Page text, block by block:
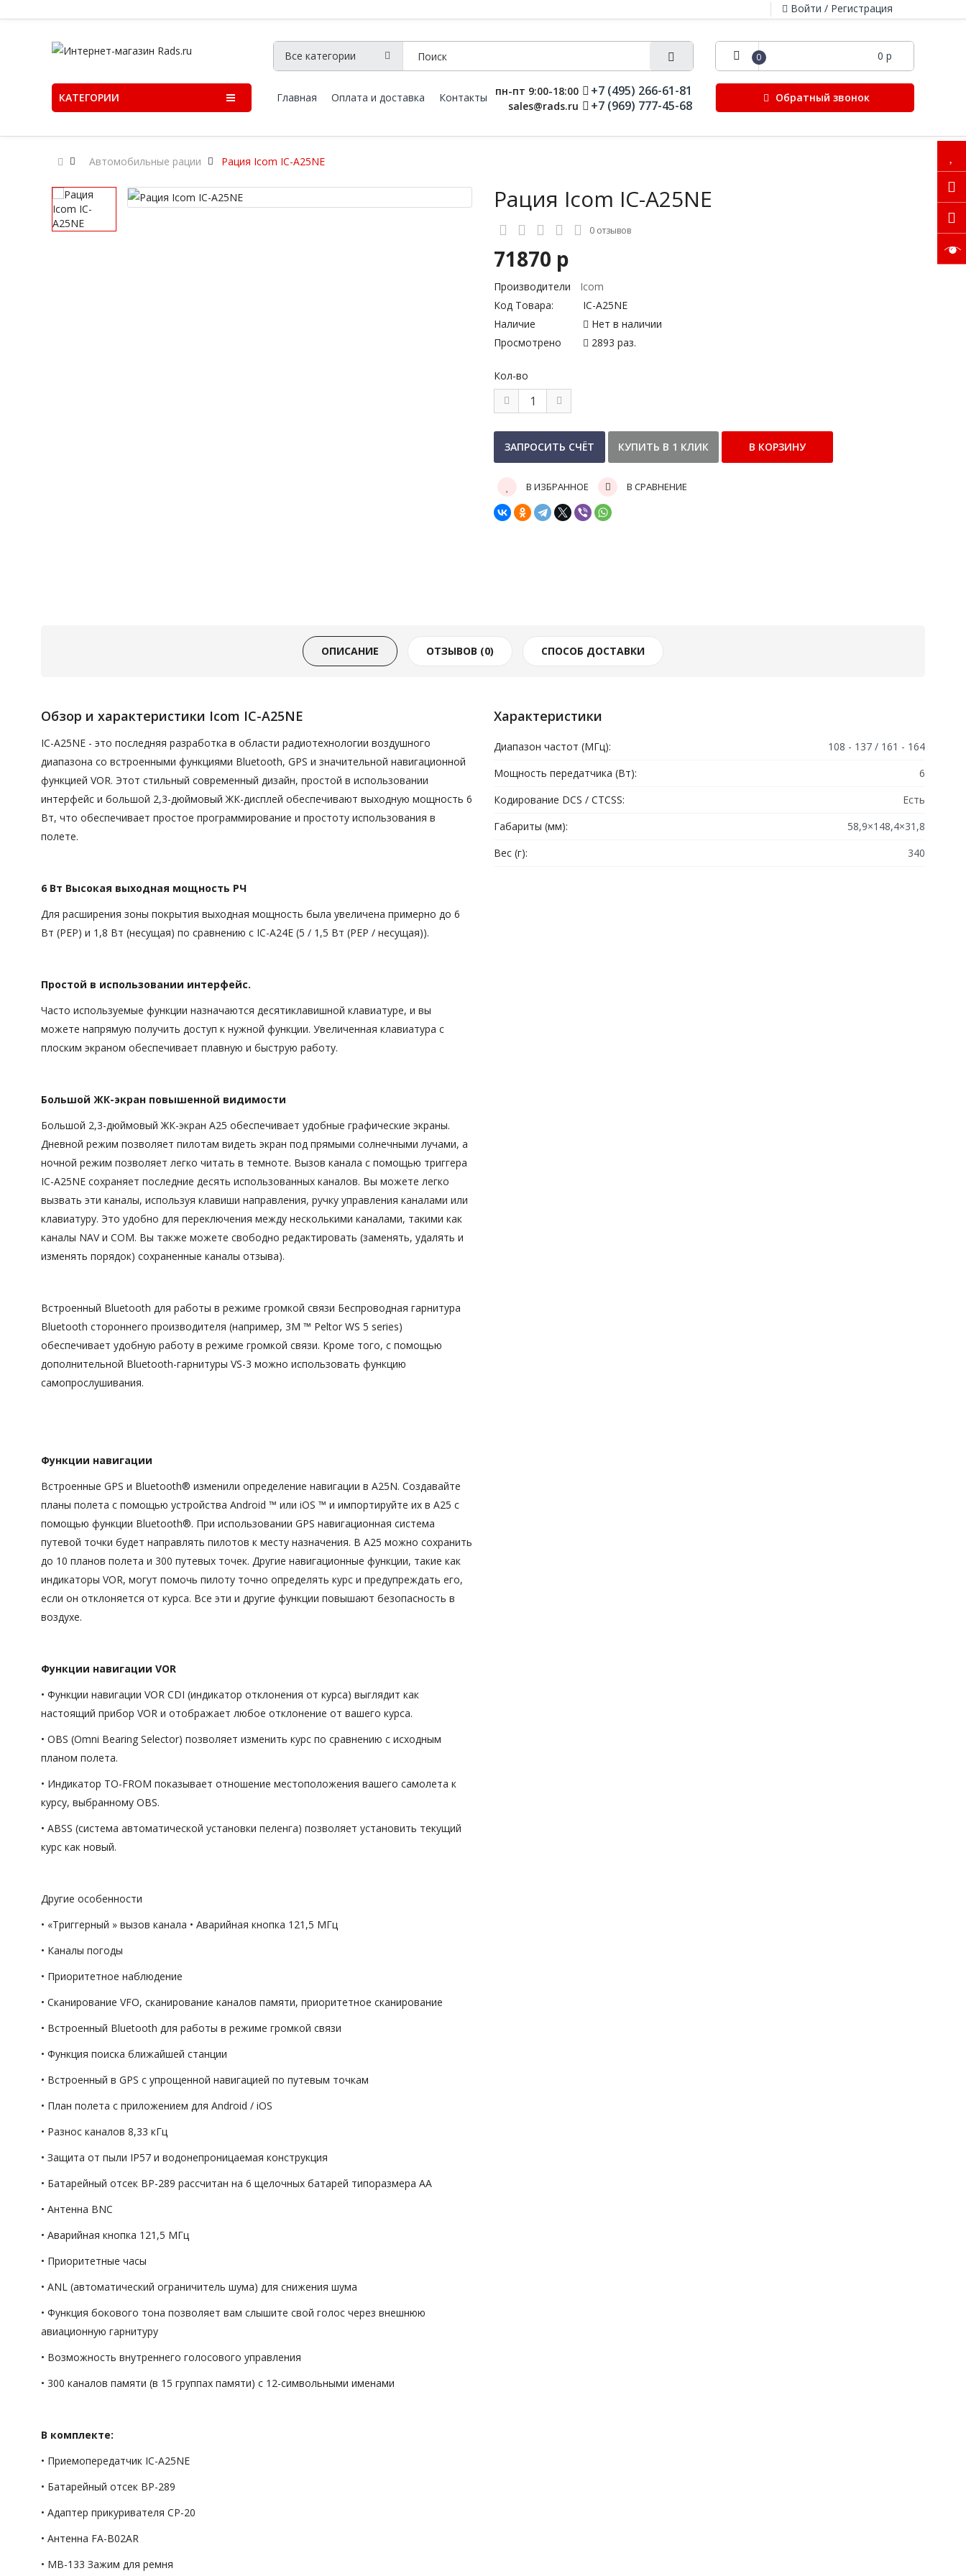
Войти / Регистрация
0 0 р
КАТЕГОРИИ Главная Оплата и доставка Контакты
пн-пт 9:00-18:00
sales@rads.ru
+7 (495) 266-61-81
+7 (969) 777-45-68
Обратный звонок
Автомобильные рации Рация Icom IC-A25NE
Рация Icom IC-A25NE
0 отзывов
71870 р
Производители
Icom
Код Товара:
IC-A25NE
Наличие
Нет в наличии
Просмотрено
2893 раз.
Кол-во
В ИЗБРАННОЕ В СРАВНЕНИЕ
ОПИСАНИЕ ОТЗЫВОВ (0) СПОСОБ ДОСТАВКИ
Обзор и характеристики Icom IC-A25NE
IC-A25NE - это последняя разработка в области радиотехнологии воздушного
диапазона со встроенными функциями Bluetooth, GPS и значительной навигационной
функцией VOR. Этот стильный современный дизайн, простой в использовании
интерфейс и большой 2,3-дюймовый ЖК-дисплей обеспечивают выходную мощность 6
Вт, что обеспечивает простое программирование и простоту использования в
полете.
6 Вт Высокая выходная мощность РЧ
Для расширения зоны покрытия выходная мощность была увеличена примерно до 6
Вт (PEP) и 1,8 Вт (несущая) по сравнению с IC-A24E (5 / 1,5 Вт (PEP / несущая)).
Простой в использовании интерфейс.
Часто используемые функции назначаются десятиклавишной клавиатуре, и вы
можете напрямую получить доступ к нужной функции. Увеличенная клавиатура с
плоским экраном обеспечивает плавную и быструю работу.
Большой ЖК-экран повышенной видимости
Большой 2,3-дюймовый ЖК-экран A25 обеспечивает удобные графические экраны.
Дневной режим позволяет пилотам видеть экран под прямыми солнечными лучами, а
ночной режим позволяет легко читать в темноте. Вызов канала с помощью триггера
IC-A25NE сохраняет последние десять использованных каналов. Вы можете легко
вызвать эти каналы, используя клавиши направления, ручку управления каналами или
клавиатуру. Это удобно для переключения между несколькими каналами, такими как
каналы NAV и COM. Вы также можете свободно редактировать (заменять, удалять и
изменять порядок) сохраненные каналы отзыва).
Встроенный Bluetooth для работы в режиме громкой связи Беспроводная гарнитура
Bluetooth стороннего производителя (например, 3M ™ Peltor WS 5 series)
обеспечивает удобную работу в режиме громкой связи. Кроме того, с помощью
дополнительной Bluetooth-гарнитуры VS-3 можно использовать функцию
самопрослушивания.
Функции навигации
Встроенные GPS и Bluetooth® изменили определение навигации в A25N. Создавайте
планы полета с помощью устройства Android ™ или iOS ™ и импортируйте их в A25 с
помощью функции Bluetooth®. При использовании GPS навигационная система
путевой точки будет направлять пилотов к месту назначения. В A25 можно сохранить
до 10 планов полета и 300 путевых точек. Другие навигационные функции, такие как
индикаторы VOR, могут помочь пилоту точно определять курс и предупреждать его,
если он отклоняется от курса. Все эти и другие функции повышают безопасность в
воздухе.
Функции навигации VOR
• Функции навигации VOR CDI (индикатор отклонения от курса) выглядит как
настоящий прибор VOR и отображает любое отклонение от вашего курса.
• OBS (Omni Bearing Selector) позволяет изменить курс по сравнению с исходным
планом полета.
• Индикатор TO-FROM показывает отношение местоположения вашего самолета к
курсу, выбранному OBS.
• ABSS (система автоматической установки пеленга) позволяет установить текущий
курс как новый.
Другие особенности
• «Триггерный » вызов канала • Аварийная кнопка 121,5 МГц
• Каналы погоды
• Приоритетное наблюдение
• Сканирование VFO, сканирование каналов памяти, приоритетное сканирование
• Встроенный Bluetooth для работы в режиме громкой связи
• Функция поиска ближайшей станции
• Встроенный в GPS с упрощенной навигацией по путевым точкам
• План полета с приложением для Android / iOS
• Разнос каналов 8,33 кГц
• Защита от пыли IP57 и водонепроницаемая конструкция
• Батарейный отсек BP-289 рассчитан на 6 щелочных батарей типоразмера AA
• Антенна BNC
• Аварийная кнопка 121,5 МГц
• Приоритетные часы
• ANL (автоматический ограничитель шума) для снижения шума
• Функция бокового тона позволяет вам слышите свой голос через внешнюю
авиационную гарнитуру
• Возможность внутреннего голосового управления
• 300 каналов памяти (в 15 группах памяти) с 12-символьными именами
В комплекте:
• Приемопередатчик IC-A25NE
• Батарейный отсек BP-289
• Адаптер прикуривателя CP-20
• Антенна FA-B02AR
• MB-133 Зажим для ремня
Характеристики
Диапазон частот (МГц):
108 - 137 / 161 - 164
Мощность передатчика (Вт):
6
Кодирование DCS / CTCSS:
Есть
Габариты (мм):
58,9×148,4×31,8
Вес (г):
340